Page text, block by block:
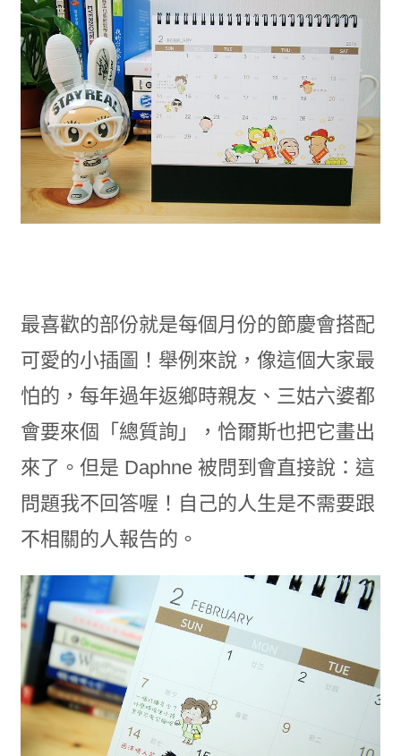
最喜歡的部份就是每個月份的節慶會搭配
可愛的小插圖！舉例來說，像這個大家最
怕的，每年過年返鄉時親友、三姑六婆都
會要來個「總質詢」，恰爾斯也把它畫出
來了。但是 Daphne 被問到會直接說：這
問題我不回答喔！自己的人生是不需要跟
不相關的人報告的。